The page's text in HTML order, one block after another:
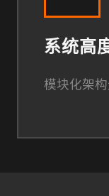
系统高
模块化架